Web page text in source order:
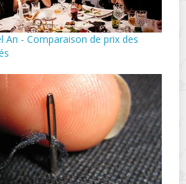
An - Comparaison de prix des